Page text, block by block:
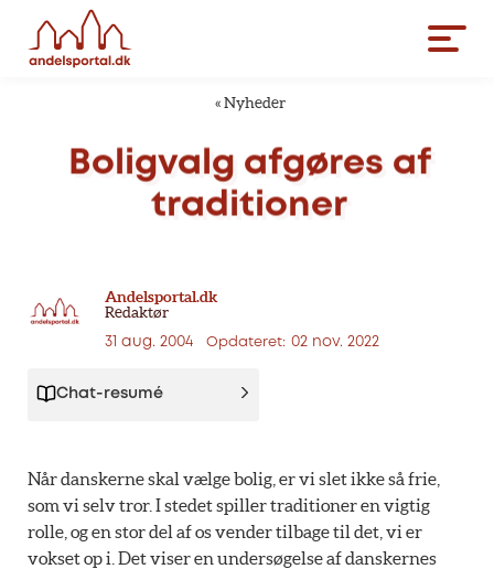
« Nyheder
Boligvalg afgøres af
traditioner
Andelsportal.dk
Redaktør
31 aug. 2004 Opdateret: 02 nov. 2022
Chat-resumé
Når danskerne skal vælge bolig, er vi slet ikke så frie,
som vi selv tror. I stedet spiller traditioner en vigtig
rolle, og en stor del af os vender tilbage til det, vi er
vokset op i. Det viser en undersøgelse af danskernes